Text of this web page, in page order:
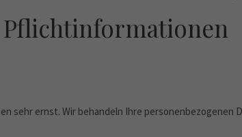
sehr ernst. Wir behandeln Ihre